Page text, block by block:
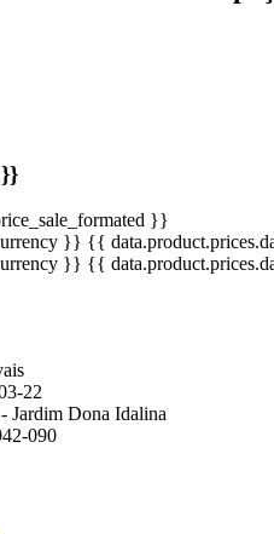
}}
}} {{
}} {{
22
Jardim Dona Idalina
090